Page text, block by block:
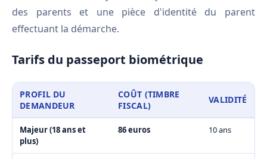
des parents et une pièce d'identité du parent
effectuant la démarche.
Tarifs du passeport biométrique
PROFIL DU
DEMANDEUR
COÛT (TIMBRE
FISCAL)
VALIDITÉ
Majeur (18 ans et
plus)
86 euros 10 ans